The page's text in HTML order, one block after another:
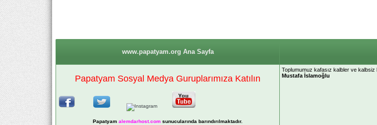
www.papatyam.org Ana Sayfa
Papatyam Sosyal Medya Guruplarımıza Katılın
Papatyam alemdarhost.com sunucularında barındırılmaktadır.
Toplumumuz kafasız kalbler ve kalbsiz
Mustafa İslamoğlu